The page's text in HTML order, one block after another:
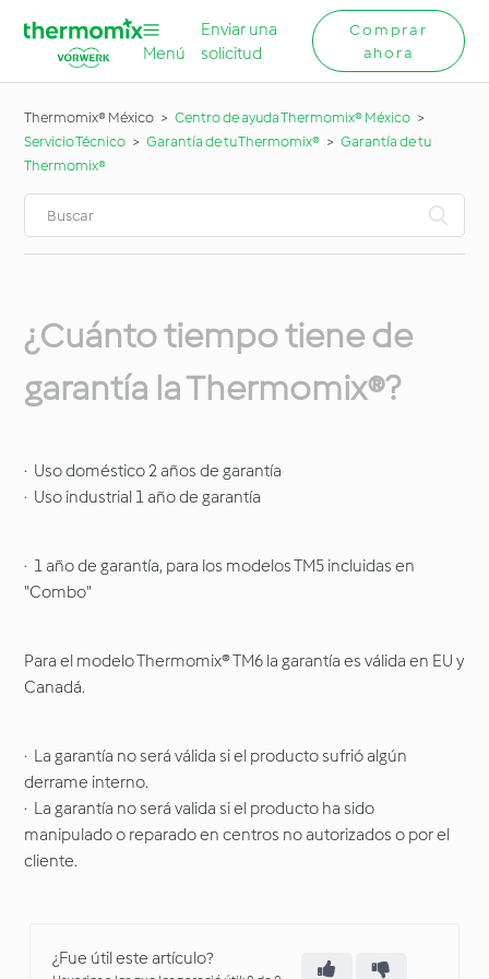
Menú
Enviar una
solicitud
Comprar
ahora
Thermomix® México
Centro de ayuda Thermomix® México
Servicio Técnico
Garantía de tu Thermomix®
Garantía de tu
Thermomix®
¿Cuánto tiempo tiene de
garantía la Thermomix®?
· Uso doméstico 2 años de garantía
· Uso industrial 1 año de garantía
· 1 año de garantía, para los modelos TM5 incluidas en
"Combo"
Para el modelo Thermomix® TM6 la garantía es válida en EU y
Canadá.
· La garantía no será válida si el producto sufrió algún
derrame interno.
· La garantía no será valida si el producto ha sido
manipulado o reparado en centros no autorizados o por el
cliente.
¿Fue útil este artículo?